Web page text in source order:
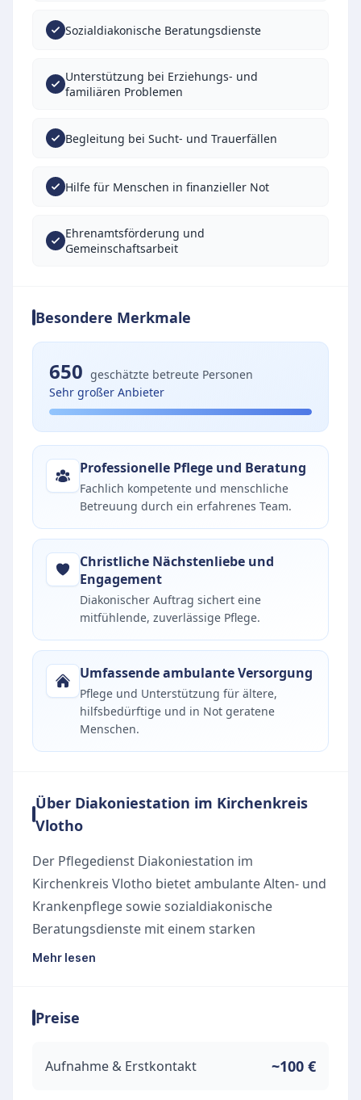
Sozialdiakonische Beratungsdienste
Unterstützung bei Erziehungs- und
familiären Problemen
Begleitung bei Sucht- und Trauerfällen
Hilfe für Menschen in finanzieller Not
Ehrenamtsförderung und
Gemeinschaftsarbeit
Besondere Merkmale
650 geschätzte betreute Personen
Sehr großer Anbieter
Professionelle Pflege und Beratung
Fachlich kompetente und menschliche
Betreuung durch ein erfahrenes Team.
Christliche Nächstenliebe und
Engagement
Diakonischer Auftrag sichert eine
mitfühlende, zuverlässige Pflege.
Umfassende ambulante Versorgung
Pflege und Unterstützung für ältere,
hilfsbedürftige und in Not geratene
Menschen.
Über Diakoniestation im Kirchenkreis
Vlotho
Der Pflegedienst Diakoniestation im
Kirchenkreis Vlotho bietet ambulante Alten- und
Krankenpflege sowie sozialdiakonische
Beratungsdienste mit einem starken
diakonischen Auftrag. Mit einem Team von rund
Einsatz und christlicher Nächstenliebe. Die
Menschen in Notlagen, ältere und
Mehr lesen
Preise
Aufnahme & Erstkontakt ~100 €